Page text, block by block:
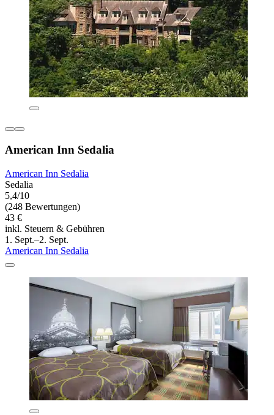
American Inn Sedalia
American Inn Sedalia
Sedalia
5,4/10
(248 Bewertungen)
43 €
inkl. Steuern & Gebühren
1. Sept.–2. Sept.
American Inn Sedalia